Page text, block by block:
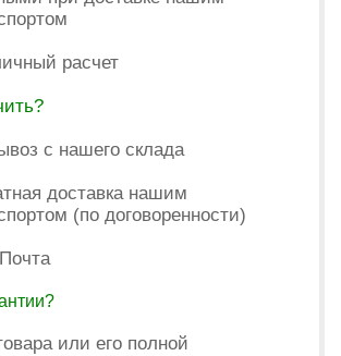
расчет
с нашего склада
доставка нашим
(по договоренности)
или его полной